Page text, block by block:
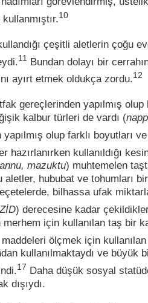
10
çeşitli aletlerin çoğu
11 Bundan dolayı bir
ayırt etmek oldukça zordu.12
gereçlerinden yapılmış
kalbur türleri de vardı (
yapılmış olup farklı boyutları
hazırlanırken kullanıldığı
mazuktu) muhtemelen
aletler, hububat ve tohumları
bilhassa ufak
) derecesine kadar
merhem için kullanılan taş bir
ölçmek için kullanılan
kullanılmaktaydı ve büyük
17 Daha düşük sosyal
dışıydı.